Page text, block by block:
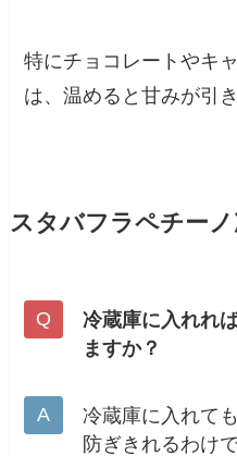
特にチョコレートやキ
は、温めると甘みが引
スタバフラペチー
冷蔵庫に入れれ
ますか？
冷蔵庫に入れて
防ぎきれるわけ